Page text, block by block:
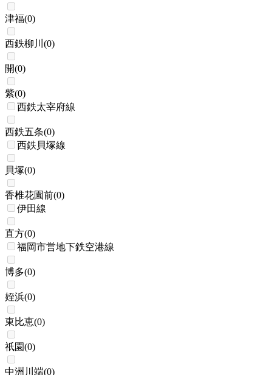
津福(0)
西鉄柳川 (0)
開(0)
紫(0)
西鉄太宰府線
西鉄五条(0)
西鉄貝塚線
貝塚(0)
香椎花園前(0)
伊田線
直方(0)
福岡市営地下鉄空港線
博多(0)
姪浜(0)
東比恵(0)
祇園(0)
中洲川端(0)